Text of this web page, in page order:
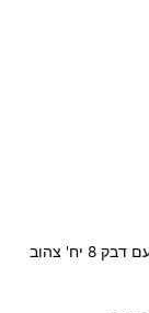
יח' צהוב